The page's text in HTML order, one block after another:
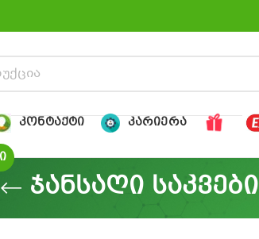
ᲙᲝᲜᲢᲐᲥᲢᲘ ᲙᲐᲠᲘᲔᲠᲐ
ჯანსაღი საკვები